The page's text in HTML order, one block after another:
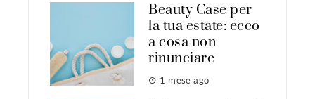
Beauty Case per
la tua estate: ecco
a cosa non
rinunciare
1 mese ago